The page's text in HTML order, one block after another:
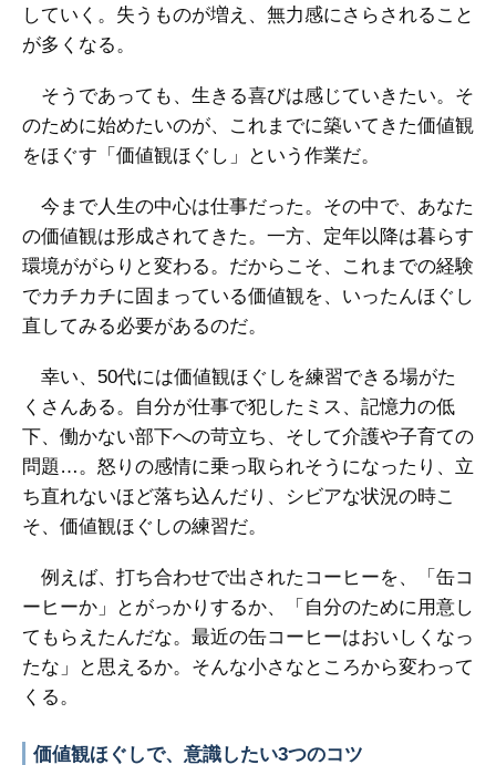
していく。失うものが増え、無力感にさらされること
が多くなる。
そうであっても、生きる喜びは感じていきたい。そ
のために始めたいのが、これまでに築いてきた価値観
をほぐす「価値観ほぐし」という作業だ。
今まで人生の中心は仕事だった。その中で、あなた
の価値観は形成されてきた。一方、定年以降は暮らす
環境ががらりと変わる。だからこそ、これまでの経験
でカチカチに固まっている価値観を、いったんほぐし
直してみる必要があるのだ。
幸い、50代には価値観ほぐしを練習できる場がた
くさんある。自分が仕事で犯したミス、記憶力の低
下、働かない部下への苛立ち、そして介護や子育ての
問題…。怒りの感情に乗っ取られそうになったり、立
ち直れないほど落ち込んだり、シビアな状況の時こ
そ、価値観ほぐしの練習だ。
例えば、打ち合わせで出されたコーヒーを、「缶コ
ーヒーか」とがっかりするか、「自分のために用意し
てもらえたんだな。最近の缶コーヒーはおいしくなっ
たな」と思えるか。そんな小さなところから変わって
くる。
価値観ほぐしで、意識したい3つのコツ